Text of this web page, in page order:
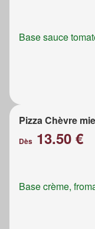
Base sauce
Pizza Chèvre
Dès 13.50 €
Base crème,